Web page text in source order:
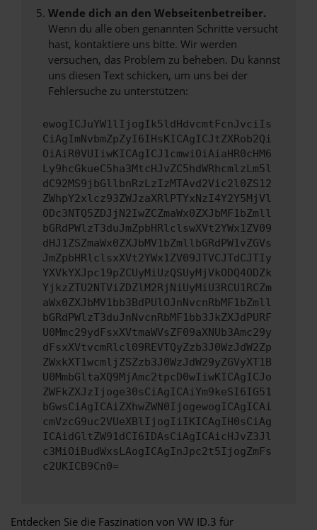
Wende dich an den Webseitenbetreiber.
Wenn du alle oben genannten Schritte versucht
hast, kontaktiere uns bitte. Wir werden
versuchen, das Problem zu beheben. Du kannst
uns diesen Text schicken, um uns bei der
Fehlersuche zu unterstützen:
ewogICJuYW1lIjogIk5ldHdvcmtFcnJvciIs
CiAgImNvbmZpZyI6IHsKICAgICJtZXRob2Qi
OiAiR0VUIiwKICAgICJ1cmwiOiAiaHR0cHM6
Ly9hcGkueC5ha3MtcHJvZC5hdWRhcmlzLm5l
dC92MS9jbGllbnRzLzIzMTAvd2Vic2l0ZS12
ZWhpY2xlcz93ZWJzaXRlPTYxNzI4Y2Y5MjVl
ODc3NTQ5ZDJjN2IwZCZmaWx0ZXJbMF1bZmll
bGRdPWlzT3duJmZpbHRlclswXVt2YWx1ZV09
dHJ1ZSZmaWx0ZXJbMV1bZmllbGRdPW1vZGVs
JmZpbHRlclsxXVt2YWx1ZV09JTVCJTdCJTIy
YXVkYXJpc19pZCUyMiUzQSUyMjVkODQ4ODZk
YjkzZTU2NTViZDZlM2RjNiUyMiU3RCU1RCZm
aWx0ZXJbMV1bb3BdPUlOJnNvcnRbMF1bZmll
bGRdPWlzT3duJnNvcnRbMF1bb3JkZXJdPURF
U0Mmc29ydFsxXVtmaWVsZF09aXNUb3Amc29y
dFsxXVtvcmRlcl09REVTQyZzb3J0WzJdW2Zp
ZWxkXT1wcmljZSZzb3J0WzJdW29yZGVyXT1B
U0MmbGltaXQ9MjAmc2tpcD0wIiwKICAgICJo
ZWFkZXJzIjoge30sCiAgICAiYm9keSI6IG51
bGwsCiAgICAiZXhwZWN0IjogewogICAgICAi
cmVzcG9uc2VUeXBlIjogIiIKICAgIH0sCiAg
ICAidGltZW91dCI6IDAsCiAgICAicHJvZ3Jl
c3MiOiBudWxsLAogICAgInJpc2t5IjogZmFs
c2UKICB9Cn0=
Entdecken Sie die Faszination von VW ID.3 für